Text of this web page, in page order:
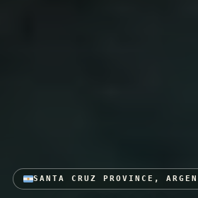
SANTA CRUZ PROVINCE,